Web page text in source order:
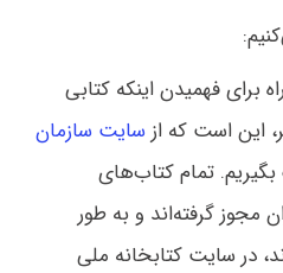
برای فهمیدن اینکه کتابی
این است که از سایت سازمان
تمام کتاب‌های
مجوز گرفته‌اند و به طور
در سایت کتابخانه ملی